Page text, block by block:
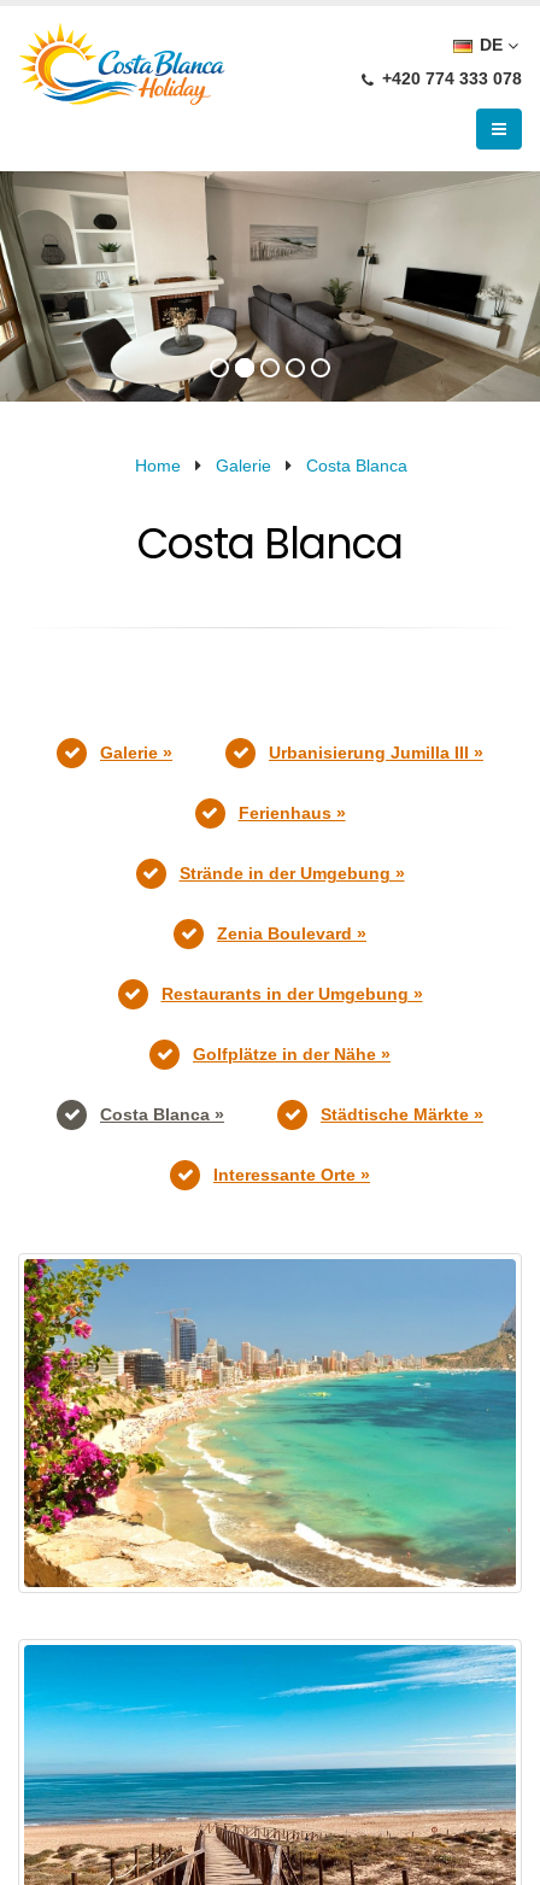
DE
+420 774 333 078
Home Galerie Costa Blanca
Costa Blanca
Galerie » Urbanisierung Jumilla III »
Ferienhaus »
Strände in der Umgebung »
Zenia Boulevard »
Restaurants in der Umgebung »
Golfplätze in der Nähe »
Costa Blanca » Städtische Märkte »
Interessante Orte »